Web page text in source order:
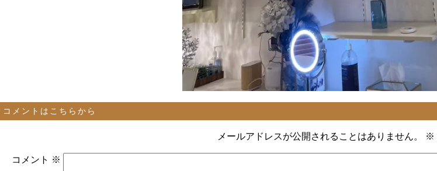
コメントはこちらから
メールアドレスが公開されることはありません。 ※
コメント ※